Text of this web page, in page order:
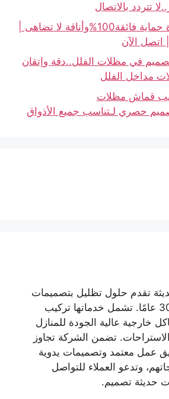
مظلات مسابح بجدة حماية فائقة100%وأناقة لا تضاهى |
في مظلات الفلل..دقة وإتقان
مداخل الفلل
قماش مظلات
تقدم حلول تظليل بتصميمات
مخصصة لأكثر من 30 عامًا. تشمل خدماتها تركيب
خارجية عالية الجودة للمنازل
تضمن الشركة تجاوز
عمل معتمد وتصميمات يدوية
وتدعو العملاء للتواصل
حديثة تصميم.